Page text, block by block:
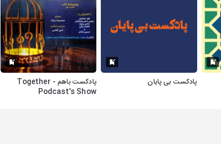
پادکست بی پایان
پادکست باهم - Together
Podcast's Show